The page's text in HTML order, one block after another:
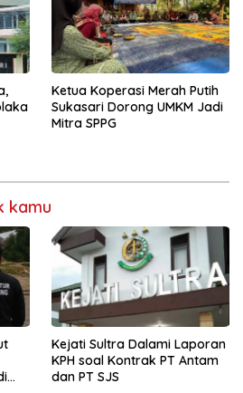
Ketua Koperasi Merah Putih
Sukasari Dorong UMKM Jadi
Mitra SPPG
kamu
Kejati Sultra Dalami Laporan
KPH soal Kontrak PT Antam
dan PT SJS